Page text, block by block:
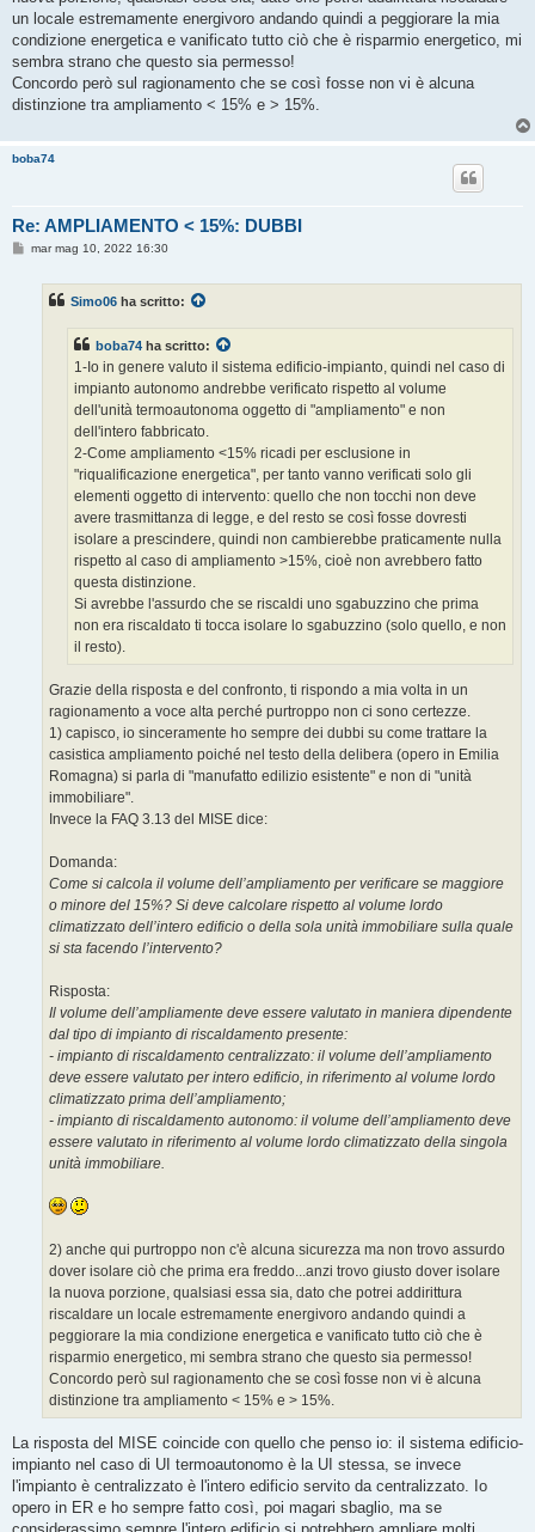
un locale estremamente energivoro andando quindi a peggiorare la mia
condizione energetica e vanificato tutto ciò che è risparmio energetico, mi
sembra strano che questo sia permesso!
Concordo però sul ragionamento che se così fosse non vi è alcuna
distinzione tra ampliamento < 15% e > 15%.
boba74
Re: AMPLIAMENTO < 15%: DUBBI
Mmar mag 10, 2022 16:30
Simo06 ha scritto:
boba74 ha scritto:
1-Io in genere valuto il sistema edificio-impianto, quindi nel caso di
impianto autonomo andrebbe verificato rispetto al volume
dell'unità termoautonoma oggetto di "ampliamento" e non
dell'intero fabbricato.
2-Come ampliamento <15% ricadi per esclusione in
"riqualificazione energetica", per tanto vanno verificati solo gli
elementi oggetto di intervento: quello che non tocchi non deve
avere trasmittanza di legge, e del resto se così fosse dovresti
isolare a prescindere, quindi non cambierebbe praticamente nulla
rispetto al caso di ampliamento >15%, cioè non avrebbero fatto
questa distinzione.
Si avrebbe l'assurdo che se riscaldi uno sgabuzzino che prima
non era riscaldato ti tocca isolare lo sgabuzzino (solo quello, e non
il resto).
Grazie della risposta e del confronto, ti rispondo a mia volta in un
ragionamento a voce alta perché purtroppo non ci sono certezze.
1) capisco, io sinceramente ho sempre dei dubbi su come trattare la
casistica ampliamento poiché nel testo della delibera (opero in Emilia
Romagna) si parla di "manufatto edilizio esistente" e non di "unità
immobiliare".
Invece la FAQ 3.13 del MISE dice:
Domanda:
Come si calcola il volume dell’ampliamento per verificare se maggiore
o minore del 15%? Si deve calcolare rispetto al volume lordo
climatizzato dell’intero edificio o della sola unità immobiliare sulla quale
si sta facendo l’intervento?
Risposta:
Il volume dell’ampliamente deve essere valutato in maniera dipendente
dal tipo di impianto di riscaldamento presente:
- impianto di riscaldamento centralizzato: il volume dell’ampliamento
deve essere valutato per intero edificio, in riferimento al volume lordo
climatizzato prima dell’ampliamento;
- impianto di riscaldamento autonomo: il volume dell’ampliamento deve
essere valutato in riferimento al volume lordo climatizzato della singola
unità immobiliare.
2) anche qui purtroppo non c'è alcuna sicurezza ma non trovo assurdo
dover isolare ciò che prima era freddo...anzi trovo giusto dover isolare
la nuova porzione, qualsiasi essa sia, dato che potrei addirittura
riscaldare un locale estremamente energivoro andando quindi a
peggiorare la mia condizione energetica e vanificato tutto ciò che è
risparmio energetico, mi sembra strano che questo sia permesso!
Concordo però sul ragionamento che se così fosse non vi è alcuna
distinzione tra ampliamento < 15% e > 15%.
La risposta del MISE coincide con quello che penso io: il sistema edificio-
impianto nel caso di UI termoautonomo è la UI stessa, se invece
l'impianto è centralizzato è l'intero edificio servito da centralizzato. Io
opero in ER e ho sempre fatto così, poi magari sbaglio, ma se